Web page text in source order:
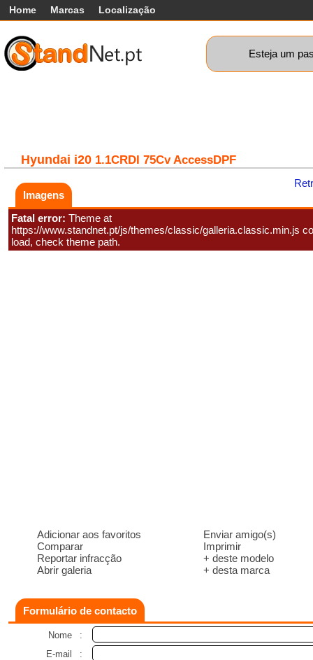
Home Marcas Localização
Esteja um
Hyundai i20 1.1CRDI 75Cv AccessDPF
Imagens
Fatal error: Theme at
https://www.standnet.pt/js/themes/classic/galleria.classic.min.js
load, check theme path.
Adicionar aos favoritos
Comparar
Reportar infracção
Abrir galeria
Enviar amigo(s)
Imprimir
+ deste modelo
+ desta marca
Formulário de contacto
Nome
:
E-mail
: